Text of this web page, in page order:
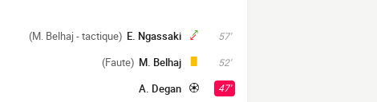
57'
E. Ngassaki
(M. Belhaj - tactique)
52'
M. Belhaj
(Faute)
47'
A. Degan